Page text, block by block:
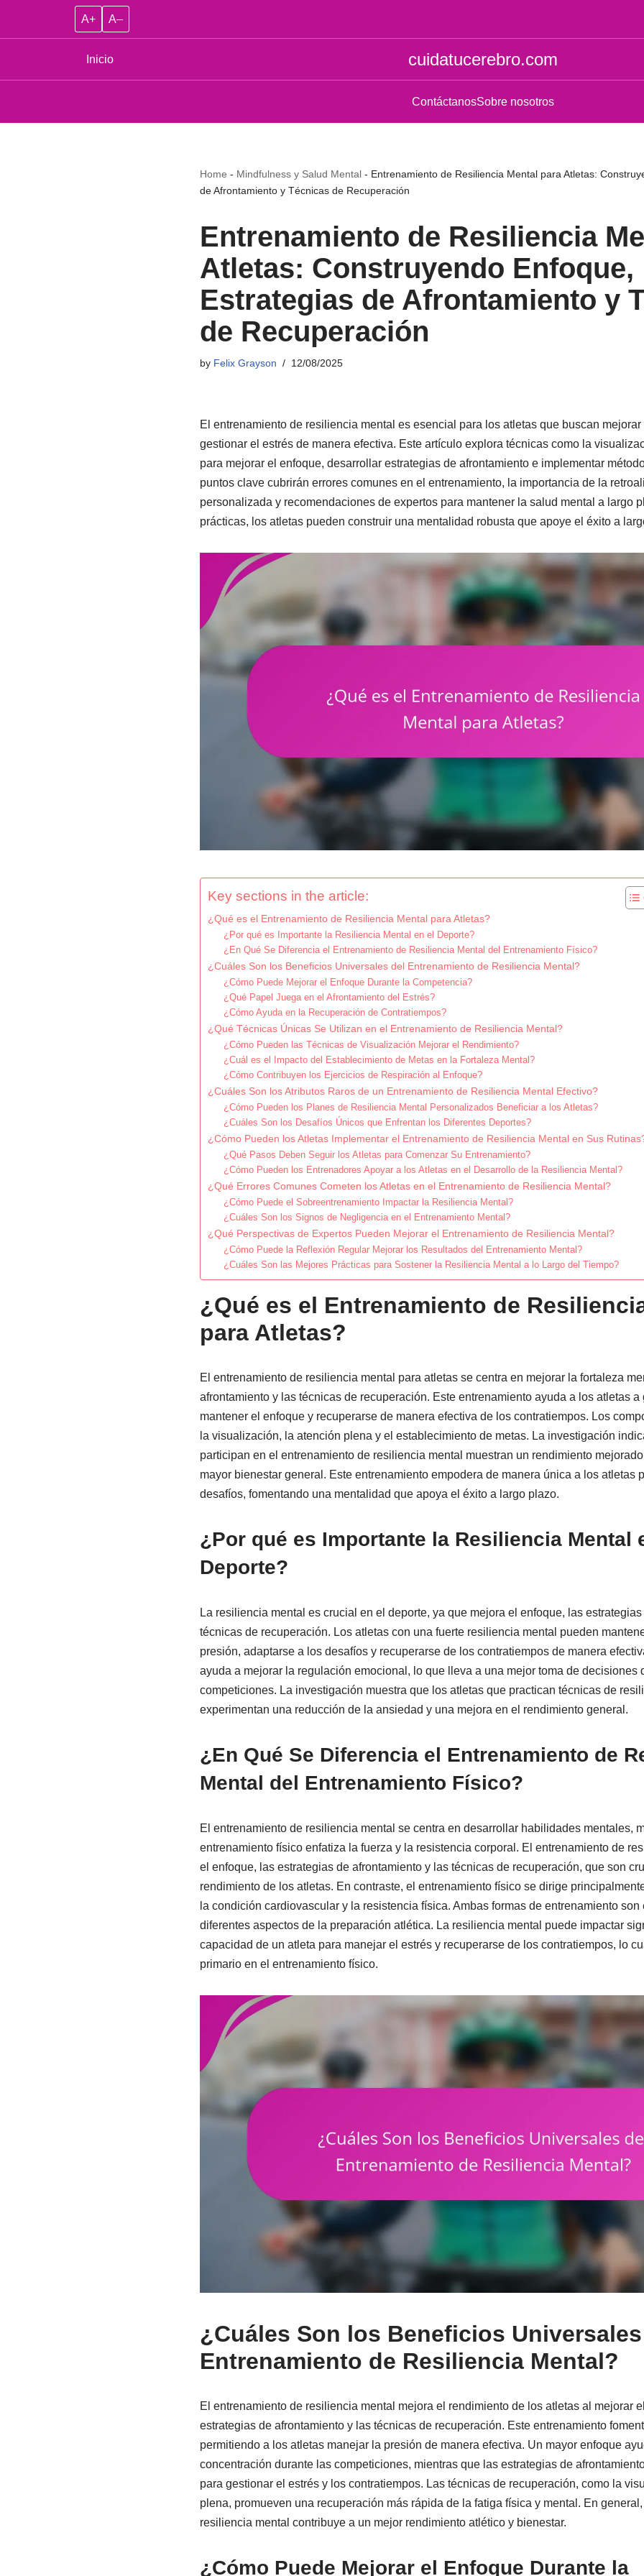
A+ A–
Inicio cuidatucerebro.com
ContáctanosSobre nosotros
Home - Mindfulness y Salud Mental- Entrenamiento de Resiliencia Mental para Atletas:
de Afrontamiento y Técnicas de Recuperación
Entrenamiento de Resiliencia
Atletas: Construyendo Enfoque,
Estrategias de Afrontamiento y
de Recuperación
by Felix Grayson 12/08/2025
El entrenamiento de resiliencia mental es esencial para los atletas que buscan
gestionar el estrés de manera efectiva. Este artículo explora técnicas como la
para mejorar el enfoque, desarrollar estrategias de afrontamiento e implementar
puntos clave cubrirán errores comunes en el entrenamiento, la importancia de la
personalizada y recomendaciones de expertos para mantener la salud mental a largo
prácticas, los atletas pueden construir una mentalidad robusta que apoye el éxito a
Key sections in the article:
¿Qué es el Entrenamiento de Resiliencia Mental para Atletas?
¿Por qué es Importante la Resiliencia Mental en el Deporte?
¿En Qué Se Diferencia el Entrenamiento de Resiliencia Mental del Entrenamiento Físico?
¿Cuáles Son los Beneficios Universales del Entrenamiento de Resiliencia Mental?
¿Cómo Puede Mejorar el Enfoque Durante la Competencia?
¿Qué Papel Juega en el Afrontamiento del Estrés?
¿Cómo Ayuda en la Recuperación de Contratiempos?
¿Qué Técnicas Únicas Se Utilizan en el Entrenamiento de Resiliencia Mental?
¿Cómo Pueden las Técnicas de Visualización Mejorar el Rendimiento?
¿Cuál es el Impacto del Establecimiento de Metas en la Fortaleza Mental?
¿Cómo Contribuyen los Ejercicios de Respiración al Enfoque?
¿Cuáles Son los Atributos Raros de un Entrenamiento de Resiliencia Mental Efectivo?
¿Cómo Pueden los Planes de Resiliencia Mental Personalizados Beneficiar a los Atletas?
¿Cuáles Son los Desafíos Únicos que Enfrentan los Diferentes Deportes?
¿Cómo Pueden los Atletas Implementar el Entrenamiento de Resiliencia Mental en Sus
¿Qué Pasos Deben Seguir los Atletas para Comenzar Su Entrenamiento?
¿Cómo Pueden los Entrenadores Apoyar a los Atletas en el Desarrollo de la Resiliencia Mental?
¿Qué Errores Comunes Cometen los Atletas en el Entrenamiento de Resiliencia Mental?
¿Cómo Puede el Sobreentrenamiento Impactar la Resiliencia Mental?
¿Cuáles Son los Signos de Negligencia en el Entrenamiento Mental?
¿Qué Perspectivas de Expertos Pueden Mejorar el Entrenamiento de Resiliencia Mental?
¿Cómo Puede la Reflexión Regular Mejorar los Resultados del Entrenamiento Mental?
¿Cuáles Son las Mejores Prácticas para Sostener la Resiliencia Mental a lo Largo del Tiempo?
¿Qué es el Entrenamiento de
para Atletas?
El entrenamiento de resiliencia mental para atletas se centra en mejorar la fortaleza
afrontamiento y las técnicas de recuperación. Este entrenamiento ayuda a los atletas a
mantener el enfoque y recuperarse de manera efectiva de los contratiempos. Los
la visualización, la atención plena y el establecimiento de metas. La investigación
participan en el entrenamiento de resiliencia mental muestran un rendimiento
mayor bienestar general. Este entrenamiento empodera de manera única a los atletas
desafíos, fomentando una mentalidad que apoya el éxito a largo plazo.
¿Por qué es Importante la Resiliencia Mental
Deporte?
La resiliencia mental es crucial en el deporte, ya que mejora el enfoque, las
técnicas de recuperación. Los atletas con una fuerte resiliencia mental pueden
presión, adaptarse a los desafíos y recuperarse de los contratiempos de manera
ayuda a mejorar la regulación emocional, lo que lleva a una mejor toma de decisiones
competiciones. La investigación muestra que los atletas que practican técnicas de
experimentan una reducción de la ansiedad y una mejora en el rendimiento general.
¿En Qué Se Diferencia el Entrenamiento de
Mental del Entrenamiento Físico?
El entrenamiento de resiliencia mental se centra en desarrollar habilidades mentales,
entrenamiento físico enfatiza la fuerza y la resistencia corporal. El entrenamiento de
el enfoque, las estrategias de afrontamiento y las técnicas de recuperación, que son
rendimiento de los atletas. En contraste, el entrenamiento físico se dirige
la condición cardiovascular y la resistencia física. Ambas formas de entrenamiento
diferentes aspectos de la preparación atlética. La resiliencia mental puede impactar
capacidad de un atleta para manejar el estrés y recuperarse de los contratiempos, lo
primario en el entrenamiento físico.
¿Cuáles Son los Beneficios
Entrenamiento de Resiliencia Mental?
El entrenamiento de resiliencia mental mejora el rendimiento de los atletas al mejorar
estrategias de afrontamiento y las técnicas de recuperación. Este entrenamiento
permitiendo a los atletas manejar la presión de manera efectiva. Un mayor enfoque
concentración durante las competiciones, mientras que las estrategias de
para gestionar el estrés y los contratiempos. Las técnicas de recuperación, como la
plena, promueven una recuperación más rápida de la fatiga física y mental. En
resiliencia mental contribuye a un mejor rendimiento atlético y bienestar.
¿Cómo Puede Mejorar el Enfoque Durante la